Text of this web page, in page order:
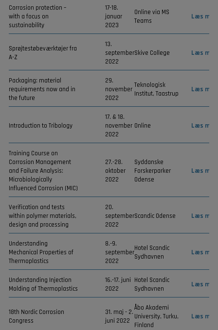
Corrosion protection –
with a focus on
sustainability
17-18.
januar
2023
Online via MS
Teams
Læs
Sprøjtestøbeværktøjer fra
A-Z
13.
september
2022
Skive College Læs
Packaging: material
requirements now and in
the future
29.
november
2022
Teknologisk
Institut, Taastrup
Læs
Introduction to Tribology
17. & 18.
november
2022
Online Læs
Training Course on
Corrosion Management
and Failure Analysis:
Microbiologically
Influenced Corrosion (MIC)
27.-28.
oktober
2022
Syddanske
Forskerparker
Odense
Læs
Verification and tests
within polymer materials,
design and processing
20.
september
2022
Scandic Odense Læs
Understanding
Mechanical Properties of
Thermoplastics
8.-9.
september
2022
Hotel Scandic
Sydhavnen
Læs
Understanding Injection
Molding of Thermoplastics
16.-17. juni
2022
Hotel Scandic
Sydhavnen
Læs
18th Nordic Corrosion
Congress
31. maj - 2.
juni 2022
Åbo Akademi
University, Turku,
Finland
Læs